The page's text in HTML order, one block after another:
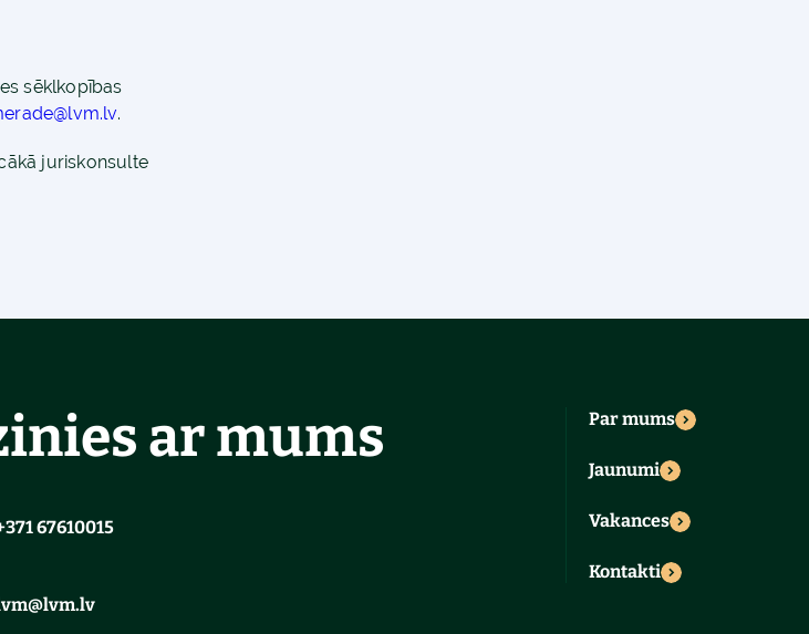
sēklkopības
.
juriskonsulte
ar mums
67610015
Par mums
Jaunumi
Vakances
Kontakti